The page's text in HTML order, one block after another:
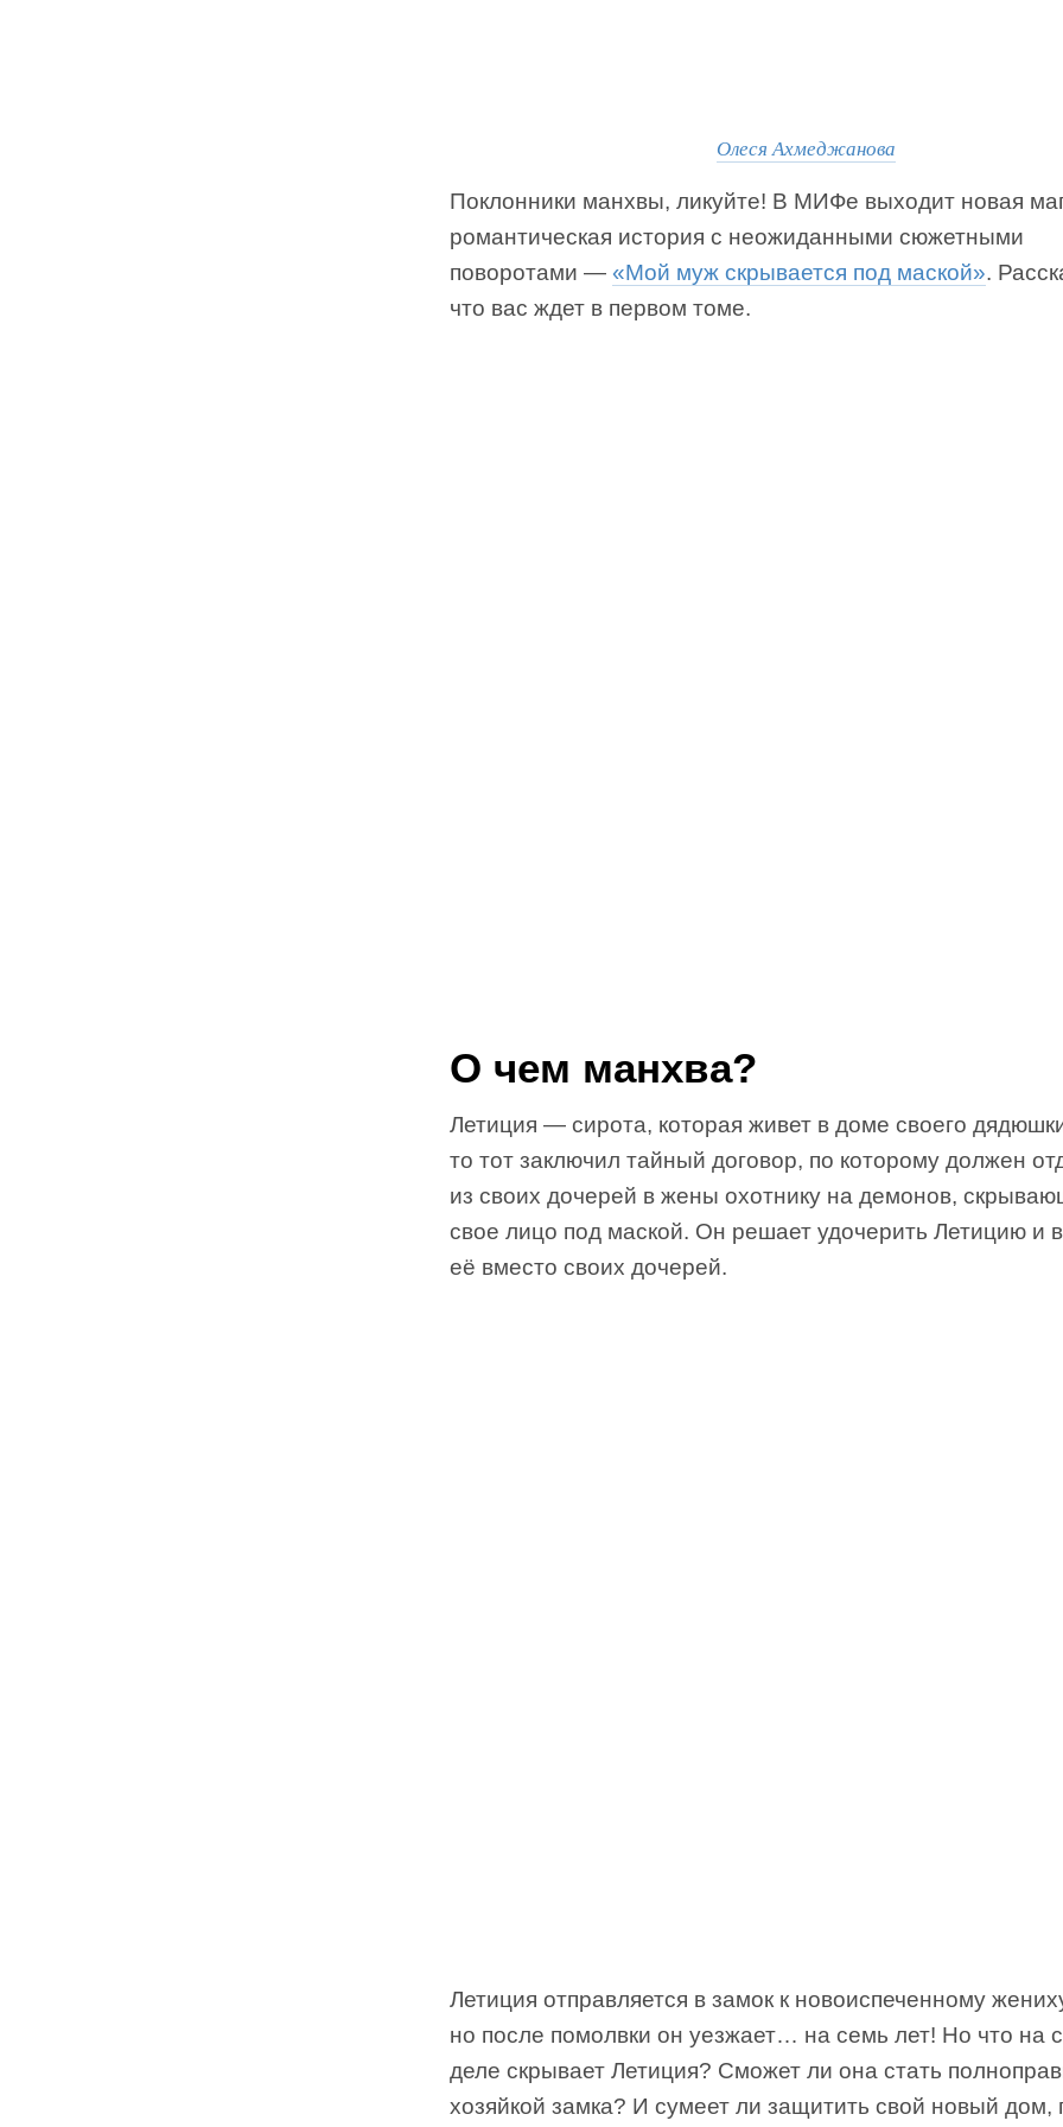
Олеся Ахмеджанова
Поклонники манхвы, ликуйте! В МИФе выходит новая
романтическая история с неожиданными сюжетными
поворотами — «Мой муж скрывается под маской».
что вас ждет в первом томе.
О чем манхва?
Летиция — сирота, которая живет в доме своего
то тот заключил тайный договор, по которому должен
из своих дочерей в жены охотнику на демонов,
свое лицо под маской. Он решает удочерить Летицию и
её вместо своих дочерей.
Летиция отправляется в замок к новоиспеченному
но после помолвки он уезжает… на семь лет! Но что на
деле скрывает Летиция? Сможет ли она стать
хозяйкой замка? И сумеет ли защитить свой новый дом,